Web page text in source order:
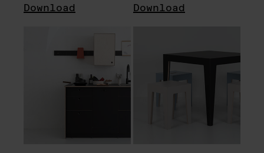
Download Download